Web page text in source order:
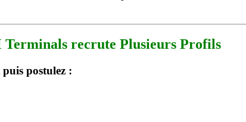
Terminals recrute Plusieurs Profils
postulez :